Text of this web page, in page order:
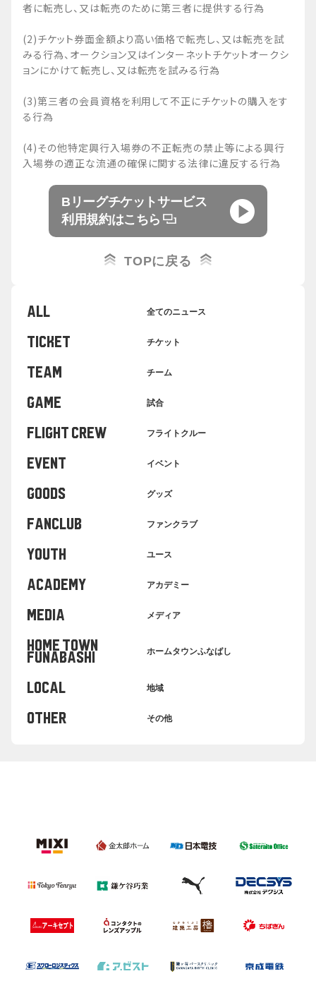
者に転売し、又は転売のために第三者に提供する行為
(2)チケット券面金額より高い価格で転売し、又は転売を試
みる行為、オークション又はインターネットチケットオークシ
ョンにかけて転売し、又は転売を試みる行為
(3)第三者の会員資格を利用して不正にチケットの購入をす
る行為
(4)その他特定興行入場券の不正転売の禁止等による興行
入場券の適正な流通の確保に関する法律に違反する行為
Bリーグチケットサービス
利用規約はこちら
TOPに戻る
ALL 全てのニュース
TICKET チケット
TEAM チーム
GAME 試合
FLIGHT CREW フライトクルー
EVENT イベント
GOODS グッズ
FANCLUB ファンクラブ
YOUTH ユース
ACADEMY アカデミー
MEDIA メディア
HOME TOWN
FUNABASHI ホームタウンふなばし
LOCAL 地域
OTHER その他